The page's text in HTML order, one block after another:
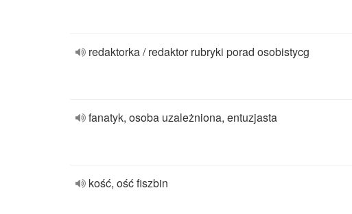
redaktorka / redaktor rubryki porad osobistycg
fanatyk, osoba uzależniona, entuzjasta
kość, ość fiszbin